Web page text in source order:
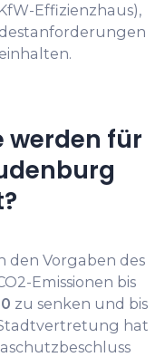
Effizienzhaus),
werden für
den Vorgaben des
Emissionen bis
zu senken und bis
hat